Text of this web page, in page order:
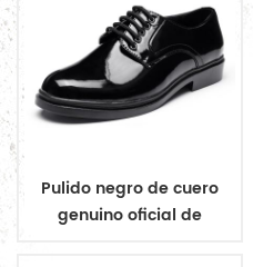
Pulido negro de cuero
genuino oficial de